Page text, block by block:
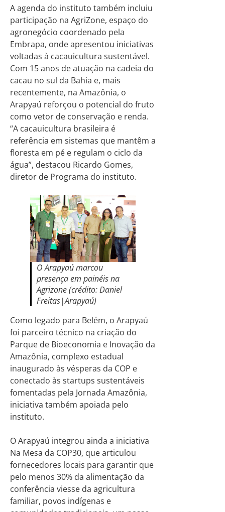
A agenda do instituto também incluiu
participação na AgriZone, espaço do
agronegócio coordenado pela
Embrapa, onde apresentou iniciativas
voltadas à cacauicultura sustentável.
Com 15 anos de atuação na cadeia do
cacau no sul da Bahia e, mais
recentemente, na Amazônia, o
Arapyaú reforçou o potencial do fruto
como vetor de conservação e renda.
“A cacauicultura brasileira é
referência em sistemas que mantêm a
floresta em pé e regulam o ciclo da
água”, destacou Ricardo Gomes,
diretor de Programa do instituto.
O Arapyaú marcou
presença em painéis na
Agrizone (crédito: Daniel
Freitas|Arapyaú)
Como legado para Belém, o Arapyaú
foi parceiro técnico na criação do
Parque de Bioeconomia e Inovação da
Amazônia, complexo estadual
inaugurado às vésperas da COP e
conectado às startups sustentáveis
fomentadas pela Jornada Amazônia,
iniciativa também apoiada pelo
instituto.
O Arapyaú integrou ainda a iniciativa
Na Mesa da COP30, que articulou
fornecedores locais para garantir que
pelo menos 30% da alimentação da
conferência viesse da agricultura
familiar, povos indígenas e